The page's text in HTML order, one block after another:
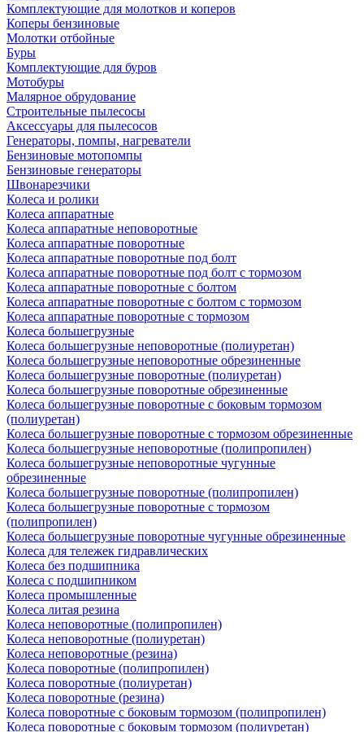
Комплектующие для молотков и коперов
Коперы бензиновые
Молотки отбойные
Буры
Комплектующие для буров
Мотобуры
Малярное обрудование
Строительные пылесосы
Аксессуары для пылесосов
Генераторы, помпы, нагреватели
Бензиновые мотопомпы
Бензиновые генераторы
Швонарезчики
Колеса и ролики
Колеса аппаратные
Колеса аппаратные неповоротные
Колеса аппаратные поворотные
Колеса аппаратные поворотные под болт
Колеса аппаратные поворотные под болт с тормозом
Колеса аппаратные поворотные с болтом
Колеса аппаратные поворотные с болтом с тормозом
Колеса аппаратные поворотные с тормозом
Колеса большегрузные
Колеса большегрузные неповоротные (полиуретан)
Колеса большегрузные неповоротные обрезиненные
Колеса большегрузные поворотные (полиуретан)
Колеса большегрузные поворотные обрезиненные
Колеса большегрузные поворотные с боковым тормозом
(полиуретан)
Колеса большегрузные поворотные с тормозом обрезиненные
Колеса большегрузные неповоротные (полипропилен)
Колеса большегрузные неповоротные чугунные
обрезиненные
Колеса большегрузные поворотные (полипропилен)
Колеса большегрузные поворотные с тормозом
(полипропилен)
Колеса большегрузные поворотные чугунные обрезиненные
Колеса для тележек гидравлических
Колеса без подшипника
Колеса с подшипником
Колеса промышленные
Колеса литая резина
Колеса неповоротные (полипропилен)
Колеса неповоротные (полиуретан)
Колеса неповоротные (резина)
Колеса поворотные (полипропилен)
Колеса поворотные (полиуретан)
Колеса поворотные (резина)
Колеса поворотные c боковым тормозом (полипропилен)
Колеса поворотные c боковым тормозом (полиуретан)